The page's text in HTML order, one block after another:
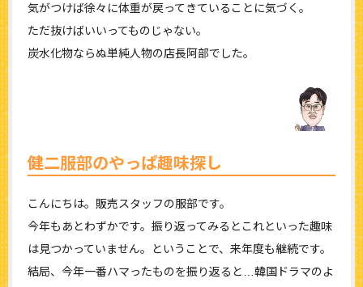
気がつけば徐々に体重が戻ってきていることに気づく。
ただ抜けばいいってものじゃない。
炭水化物ならぬ単純人物の店長阿部でした。
健二服部のやっぱ趣味探し
こんにちは。販売スタッフの服部です。
今年もあとわずかです。振り返ってみるとこれといった趣味
は見つかっていません。ということで、来年度も継続です。
結局、今年一番ハマったものを振り返ると…韓国ドラマのよ